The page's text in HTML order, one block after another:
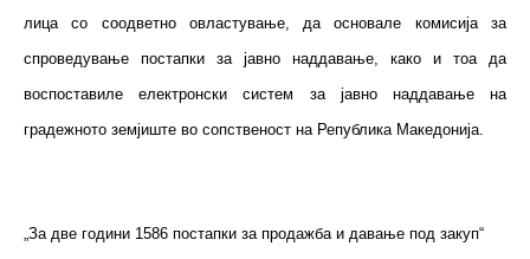
лица со соодветно овластување, да основале комисија за
спроведување постапки за јавно наддавање, како и тоа да
воспоставиле електронски систем за јавно наддавање на
градежното земјиште во сопственост на Република Македонија.
„За две години 1586 постапки за продажба и давање под закуп“